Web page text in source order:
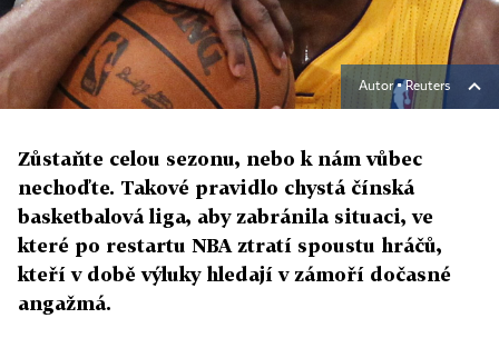
Autor ▪Reuters
Zůstaňte celou sezonu, nebo k nám vůbec
nechoďte. Takové pravidlo chystá čínská
basketbalová liga, aby zabránila situaci, ve
které po restartu NBA ztratí spoustu hráčů,
kteří v době výluky hledají v zámoří dočasné
angažmá.